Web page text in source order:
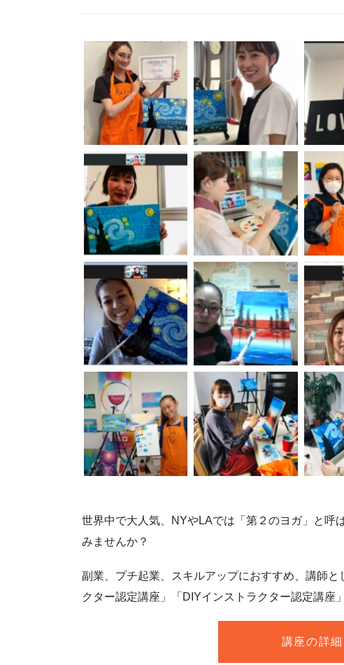
世界中で大人気、NYやLAでは「第２のヨガ」と呼
みませんか？
副業、プチ起業、スキルアップにおすすめ、講師
クター認定講座」「DIYインストラクター認定講座
講座の詳